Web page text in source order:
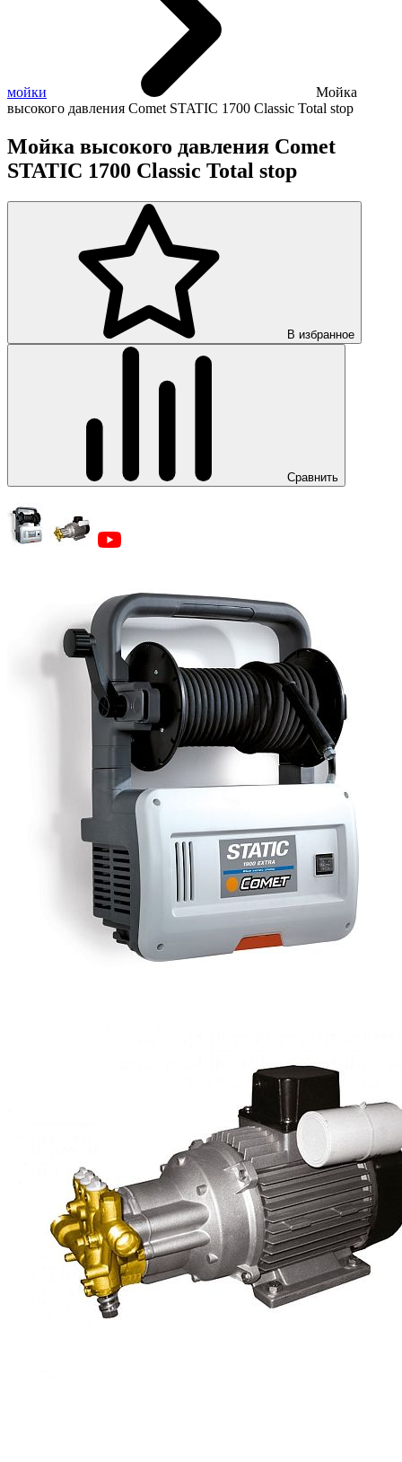
мойки
Мойка
высокого давления Comet STATIC 1700 Classic Total stop
Мойка высокого давления Comet
STATIC 1700 Classic Total stop
В избранное
Сравнить